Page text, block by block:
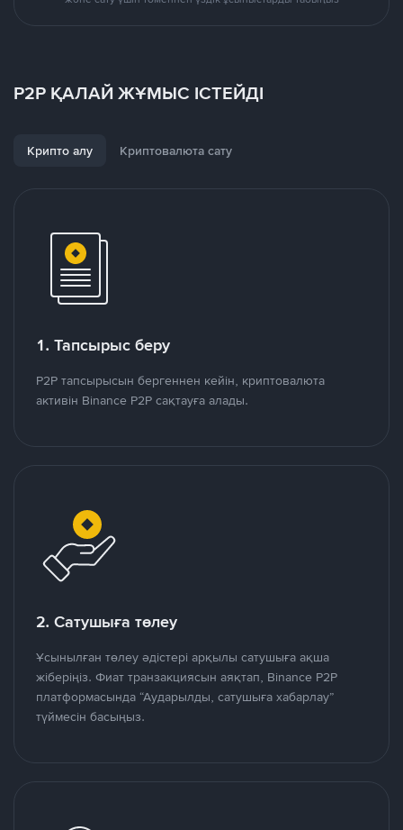
P2P ҚАЛАЙ ЖҰМЫС ІСТЕЙДІ
Крипто алу Криптовалюта сату
1. Тапсырыс беру
P2P тапсырысын бергеннен кейін, криптовалюта
активін Binance P2P сақтауға алады.
2. Сатушыға төлеу
Ұсынылған төлеу әдістері арқылы сатушыға ақша
жіберіңіз. Фиат транзакциясын аяқтап, Binance P2P
платформасында “Аударылды, сатушыға хабарлау”
түймесін басыңыз.